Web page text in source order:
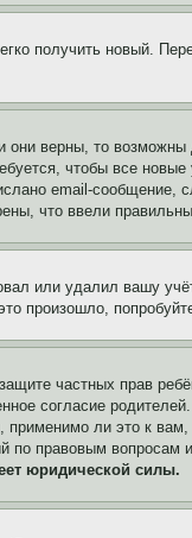
получить новый.
верны, то
чтобы все
email-
что ввели
или удалил вашу
частных прав
согласие
ли это к
по правовым
юридической силы.